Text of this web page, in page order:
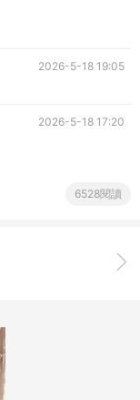
2026-5-18 19:05
2026-5-18 17:20
6528閱讀